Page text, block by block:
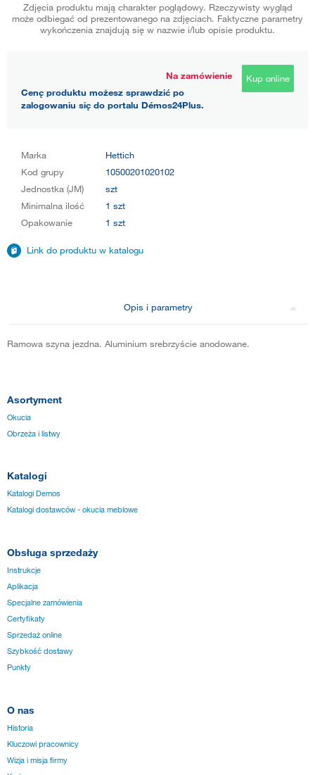
Zdjęcia produktu mają charakter poglądowy. Rzeczywisty wygląd
może odbiegać od prezentowanego na zdjęciach. Faktyczne parametry
wykończenia znajdują się w nazwie i/lub opisie produktu.
Na zamówienie
Cenę produktu możesz sprawdzić po
zalogowaniu się do portalu Démos24Plus.
Kup online
Marka
Hettich
Kod grupy
10500201020102
Jednostka (JM)
szt
Minimalna ilość
1 szt
Opakowanie
1 szt
Link do produktu w katalogu
Opis i parametry
Ramowa szyna jezdna. Aluminium srebrzyście anodowane.
Asortyment
Okucia
Obrzeża i listwy
Katalogi
Katalogi Demos
Katalogi dostawców - okucia meblowe
Obsługa sprzedaży
Instrukcje
Aplikacja
Specjalne zamówienia
Certyfikaty
Sprzedaż online
Szybkość dostawy
Punkty
O nas
Historia
Kluczowi pracownicy
Wizja i misja firmy